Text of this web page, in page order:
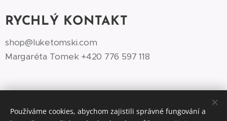
RYCHLÝ KONTAKT
shop@luketomski.com
Margaréta Tomek +420 776 597 118‬
Používáme cookies, abychom zajistili správné fungování a